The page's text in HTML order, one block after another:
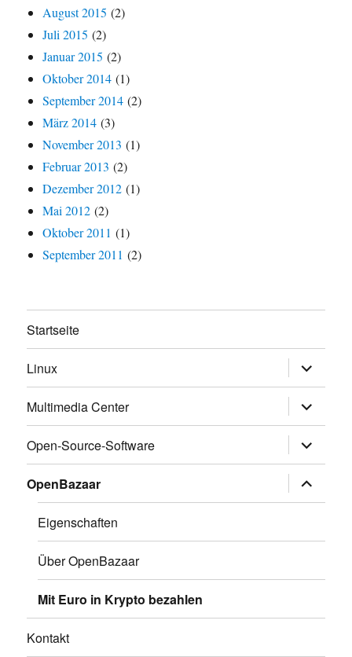
August 2015 (2)
Juli 2015 (2)
Januar 2015 (2)
Oktober 2014 (1)
September 2014 (2)
März 2014 (3)
November 2013 (1)
Februar 2013 (2)
Dezember 2012 (1)
Mai 2012 (2)
Oktober 2011 (1)
September 2011 (2)
Startseite
Linux
anzeigen
Multimedia Center
anzeigen
Open-Source-Software
anzeigen
OpenBazaar
anzeigen
Eigenschaften
Über OpenBazaar
Mit Euro in Krypto bezahlen
Kontakt